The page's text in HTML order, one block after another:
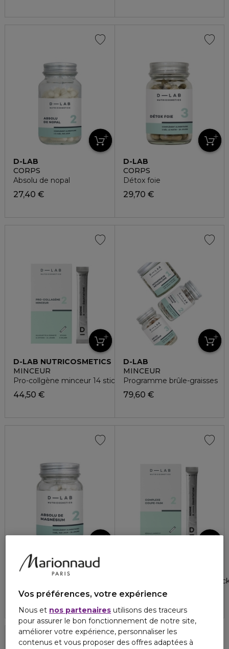
D-LAB
NUTRICOSMETICS
CORPS
Absolu de nopal
27,40 €
D-LAB
NUTRICOSMETICS
CORPS
Détox foie
29,70 €
D-LAB NUTRICOSMETICS
MINCEUR
Pro-collgène minceur 14 sticks
44,50 €
D-LAB
NUTRICOSMETICS
MINCEUR
Programme brûle-graisses
79,60 €
D-LAB
NUTRICOSMETICS
BIEN-ÊTRE
27,40 €
Complexe coupe faim 14
44,50 €
Vos préférences, votre expérience
Nous et nos partenaires utilisons des traceurs
pour assurer le bon fonctionnement de notre site,
améliorer votre expérience, personnaliser les
contenus et vous proposer des offres adaptées à